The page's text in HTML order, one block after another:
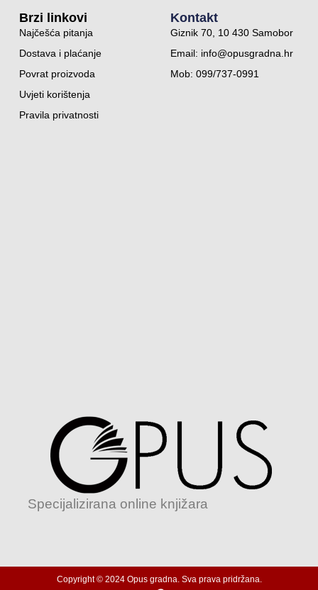
Specijalizirana online knjižara
Brzi linkovi
Najčešća pitanja
Dostava i plaćanje
Povrat proizvoda
Uvjeti korištenja
Pravila privatnosti
Kontakt
Giznik 70, 10 430 Samobor
Email: info@opusgradna.hr
Mob: 099/737-0991
Copyright © 2024 Opus gradna. Sva prava pridržana.